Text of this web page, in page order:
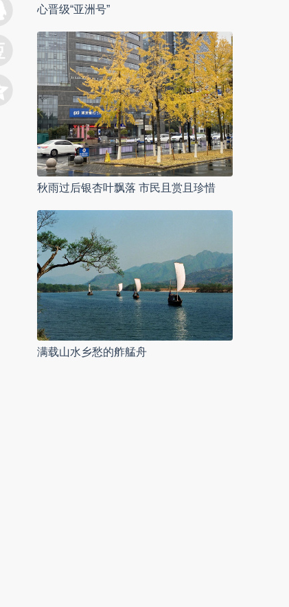
心晋级“亚洲号”
秋雨过后银杏叶飘落 市民且赏且珍惜
满载山水乡愁的舴艋舟